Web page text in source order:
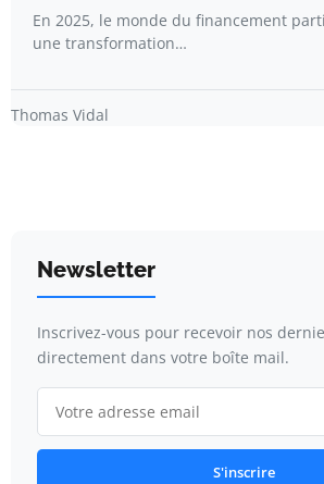
En 2025, le monde du financement
une transformation…
Thomas Vidal
Newsletter
Inscrivez-vous pour recevoir nos
directement dans votre boîte mail.
S'inscrire